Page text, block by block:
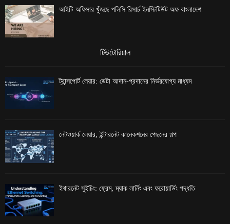
আইটি অফিসার খুঁজছে পলিসি রিসার্চ ইনস্টিটিউট অফ বাংলাদেশ
টিউটোরিয়াল
ট্রান্সপোর্ট লেয়ার: ডেটা আদান-প্রদানের নির্ভরযোগ্য মাধ্যম
নেটওয়ার্ক লেয়ার, ইন্টারনেট কানেকশনের পেছনের গল্প
ইথারনেট সুইচিং: ফ্রেম, ম্যাক লার্নিং এবং ফরোয়ার্ডিং পদ্ধতি